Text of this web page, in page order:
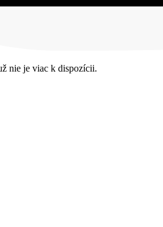
nie je viac k dispozícii.